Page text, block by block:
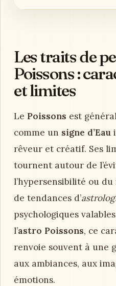
Les traits de
Poissons :
et limites
Le Poissons est
comme un signe d’Eau
rêveur et créatif. Ses
tournent autour de
l’hypersensibilité ou
de tendances d’
psychologiques
l’astro Poissons, ce
renvoie souvent à une
aux ambiances, aux
émotions.